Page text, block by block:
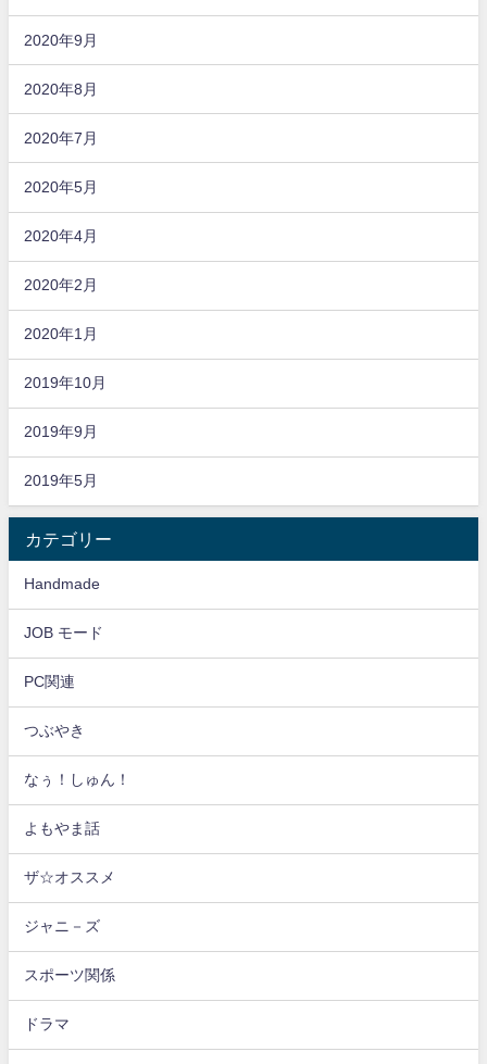
2020年9月
2020年8月
2020年7月
2020年5月
2020年4月
2020年2月
2020年1月
2019年10月
2019年9月
2019年5月
カテゴリー
Handmade
JOB モード
PC関連
つぶやき
なぅ！しゅん！
よもやま話
ザ☆オススメ
ジャニ－ズ
スポーツ関係
ドラマ